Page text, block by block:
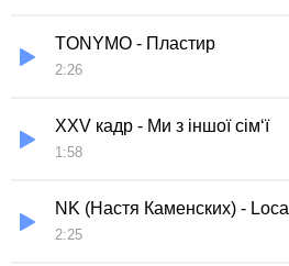
TONYMO - Пластир
2:26
XXV кадр - Ми з іншої сім‘ї
1:58
NK (Настя Каменских) - Loca
2:25